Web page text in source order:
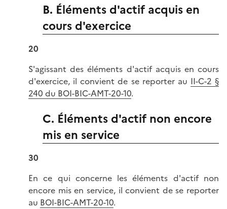
B. Éléments d'actif acquis en
cours d'exercice
20
S'agissant des éléments d'actif acquis en cours
d'exercice, il convient de se reporter au II-C-2 §
240 du BOI-BIC-AMT-20-10.
C. Éléments d'actif non encore
mis en service
30
En ce qui concerne les éléments d'actif non
encore mis en service, il convient de se reporter
au BOI-BIC-AMT-20-10.